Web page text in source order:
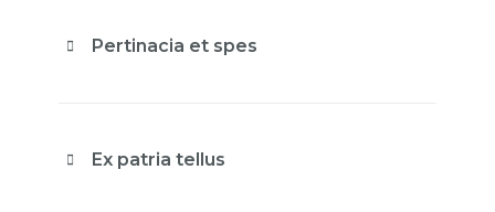
Pertinacia et spes
Ex patria tellus